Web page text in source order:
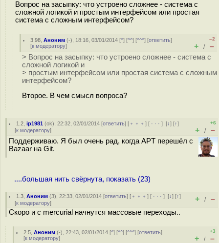
Вопрос на засыпку: что устроено сложнее - система с
сложной логикой и простым интерфейсом или простая
система с сложным интерфейсом?
3.98 ,Аноним (-), 18:16, 03/01/2014 [^] [^^] [^^^] [ответить]
[к модератору]
–2
+ / –
> Вопрос на засыпку: что устроено сложнее - система с
сложной логикой и
> простым интерфейсом или простая система с сложным
интерфейсом?
Второе. В чем смысл вопроса?
1.2 ,ip1981 (ok), 22:32, 02/01/2014 [ответить] [ ﹢﹢﹢] [ · · ·][↓] [↑]
[к модератору]
+6
+ / –
Поддерживаю. Я был очень рад, когда APT перешёл с
Bazaar на Git.
....большая нить свёрнута, показать (23)
1.3 ,Аноним (3), 22:33, 02/01/2014 [ответить] [ ﹢﹢﹢] [ · · ·][↓] [↑]
[к модератору] + / –
Скоро и с mercurial начнутся массовые переходы..
2.5 ,Аноним (-), 22:43, 02/01/2014 [^] [^^] [^^^] [ответить]
[к модератору]
+3
+ / –